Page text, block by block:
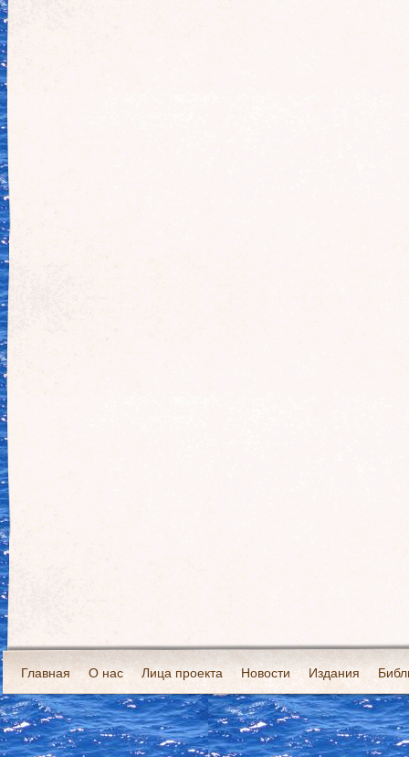
Главная О нас Лица проекта Новости Издания